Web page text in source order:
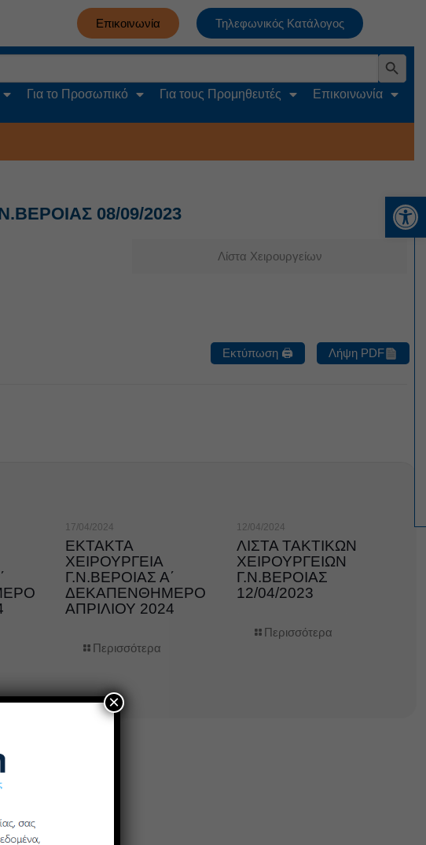
Επικοινωνία Τηλεφωνικός Κατάλογος
Search Button
Για το Προσωπικό Για τους Προμηθευτές Επικοινωνία
08/09/2023
Λίστα Χειρουργείων
Εκτύπωση 🖨 Λήψη PDF
17/04/2024
ΕΚΤΑΚΤΑ
ΧΕΙΡΟΥΡΓΕΙΑ
Γ.Ν.ΒΕΡΟΙΑΣ Α΄
ΔΕΚΑΠΕΝΘΗΜΕΡΟ
ΑΠΡΙΛΙΟΥ 2024
Περισσότερα
12/04/2024
ΛΙΣΤΑ ΤΑΚΤΙΚΩΝ
ΧΕΙΡΟΥΡΓΕΙΩΝ
Γ.Ν.ΒΕΡΟΙΑΣ
12/04/2023
Περισσότερα
×